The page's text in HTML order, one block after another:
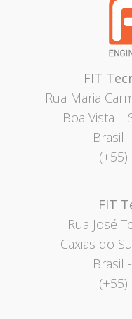
FIT
Rua Maria
Boa Vista |
Brasil
FIT
Rua José
Caxias do
Brasil
(+55)